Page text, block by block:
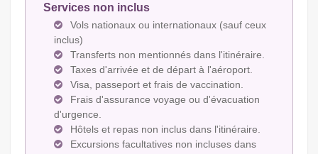
Services non inclus
Vols nationaux ou internationaux (sauf ceux
inclus)
Transferts non mentionnés dans l'itinéraire.
Taxes d'arrivée et de départ à l'aéroport.
Visa, passeport et frais de vaccination.
Frais d'assurance voyage ou d'évacuation
d'urgence.
Hôtels et repas non inclus dans l'itinéraire.
Excursions facultatives non incluses dans